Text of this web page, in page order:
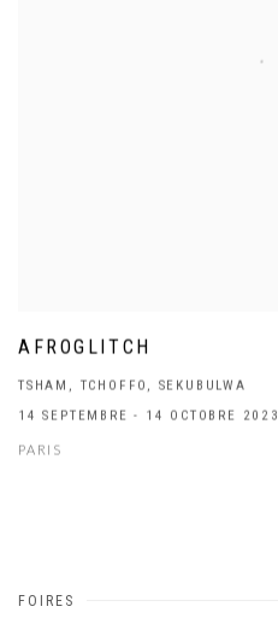
AFROGLITCH
TSHAM, TCHOFFO, SEKUBULWA
14 SEPTEMBRE - 14 OCTOBRE 2023
PARIS
FOIRES